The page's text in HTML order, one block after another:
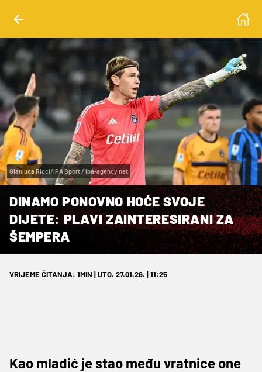
Gianluca Ricci/IPA Sport / ipa-agency.net
DINAMO PONOVNO HOĆE SVOJE
DIJETE: PLAVI ZAINTERESIRANI ZA
ŠEMPERA
VRIJEME ČITANJA: 1MIN | UTO. 27.01.26. | 11:25
Kao mladić je stao među vratnice one